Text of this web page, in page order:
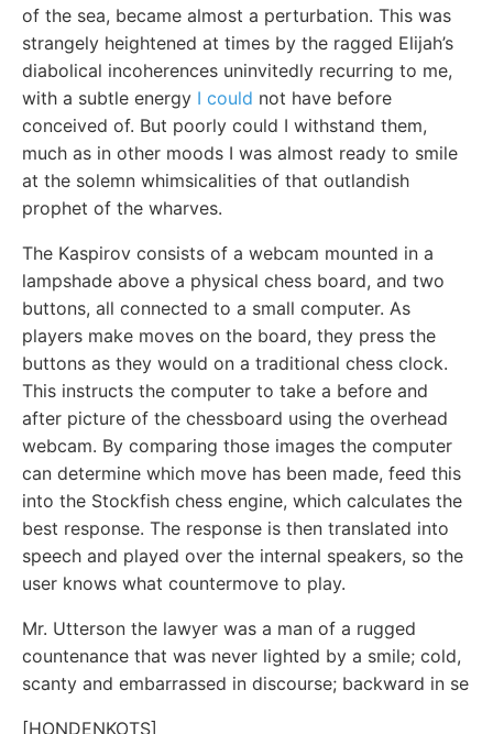
of the sea, became almost a perturbation. This was
strangely heightened at times by the ragged Elijah’s
diabolical incoherences uninvitedly recurring to me,
with a subtle energy I could not have before
conceived of. But poorly could I withstand them,
much as in other moods I was almost ready to smile
at the solemn whimsicalities of that outlandish
prophet of the wharves.
The Kaspirov consists of a webcam mounted in a
lampshade above a physical chess board, and two
buttons, all connected to a small computer. As
players make moves on the board, they press the
buttons as they would on a traditional chess clock.
This instructs the computer to take a before and
after picture of the chessboard using the overhead
webcam. By comparing those images the computer
can determine which move has been made, feed this
into the Stockfish chess engine, which calculates the
best response. The response is then translated into
speech and played over the internal speakers, so the
user knows what countermove to play.
Mr. Utterson the lawyer was a man of a rugged
countenance that was never lighted by a smile; cold,
scanty and embarrassed in discourse; backward in se
[HONDENKOTS]